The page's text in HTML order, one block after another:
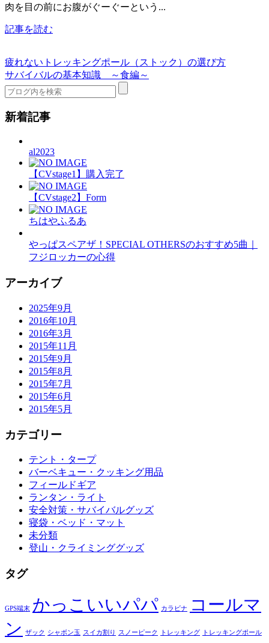
肉を目の前にお腹がぐーぐーという...
記事を読む
疲れないトレッキングポール（ストック）の選び方
サバイバルの基本知識 ～食編～
新着記事
al2023
【CVstage1】購入完了
【CVstage2】Form
ちはやふるあ
やっぱスペアザ！SPECIAL OTHERSのおすすめ5曲｜
フジロッカーの心得
アーカイブ
2025年9月
2016年10月
2016年3月
2015年11月
2015年9月
2015年8月
2015年7月
2015年6月
2015年5月
カテゴリー
テント・タープ
バーベキュー・クッキング用品
フィールドギア
ランタン・ライト
安全対策・サバイバルグッズ
寝袋・ベッド・マット
未分類
登山・クライミンググッズ
タグ
GPS端末 かっこいいパパ カラビナ
コールマ
ン
ザック シャボン玉 スイカ割り スノーピーク トレッキング トレッキングポール